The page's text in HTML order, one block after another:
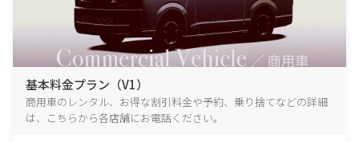
基本料金プラン（V1）
商用車のレンタル、お得な割引料金や予約、乗り捨てなどの詳細
は、こちらから各店舗にお電話ください。